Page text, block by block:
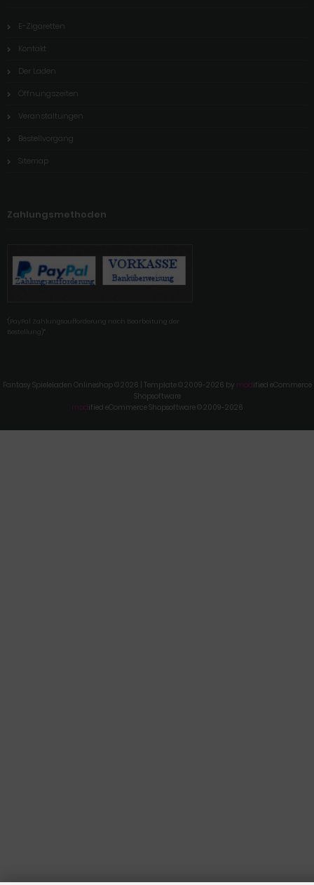
E-Zigaretten
Kontakt
Der Laden
Öffnungszeiten
Veranstaltungen
Bestellvorgang
Sitemap
Zahlungsmethoden
'(PayPal Zahlungsaufforderung nach Bearbeitung der
Bestellung)'"
Fantasy Spieleladen Onlineshop © 2026 | Template © 2009-2026 by modified eCommerce
Shopsoftware
modified eCommerce Shopsoftware © 2009-2026